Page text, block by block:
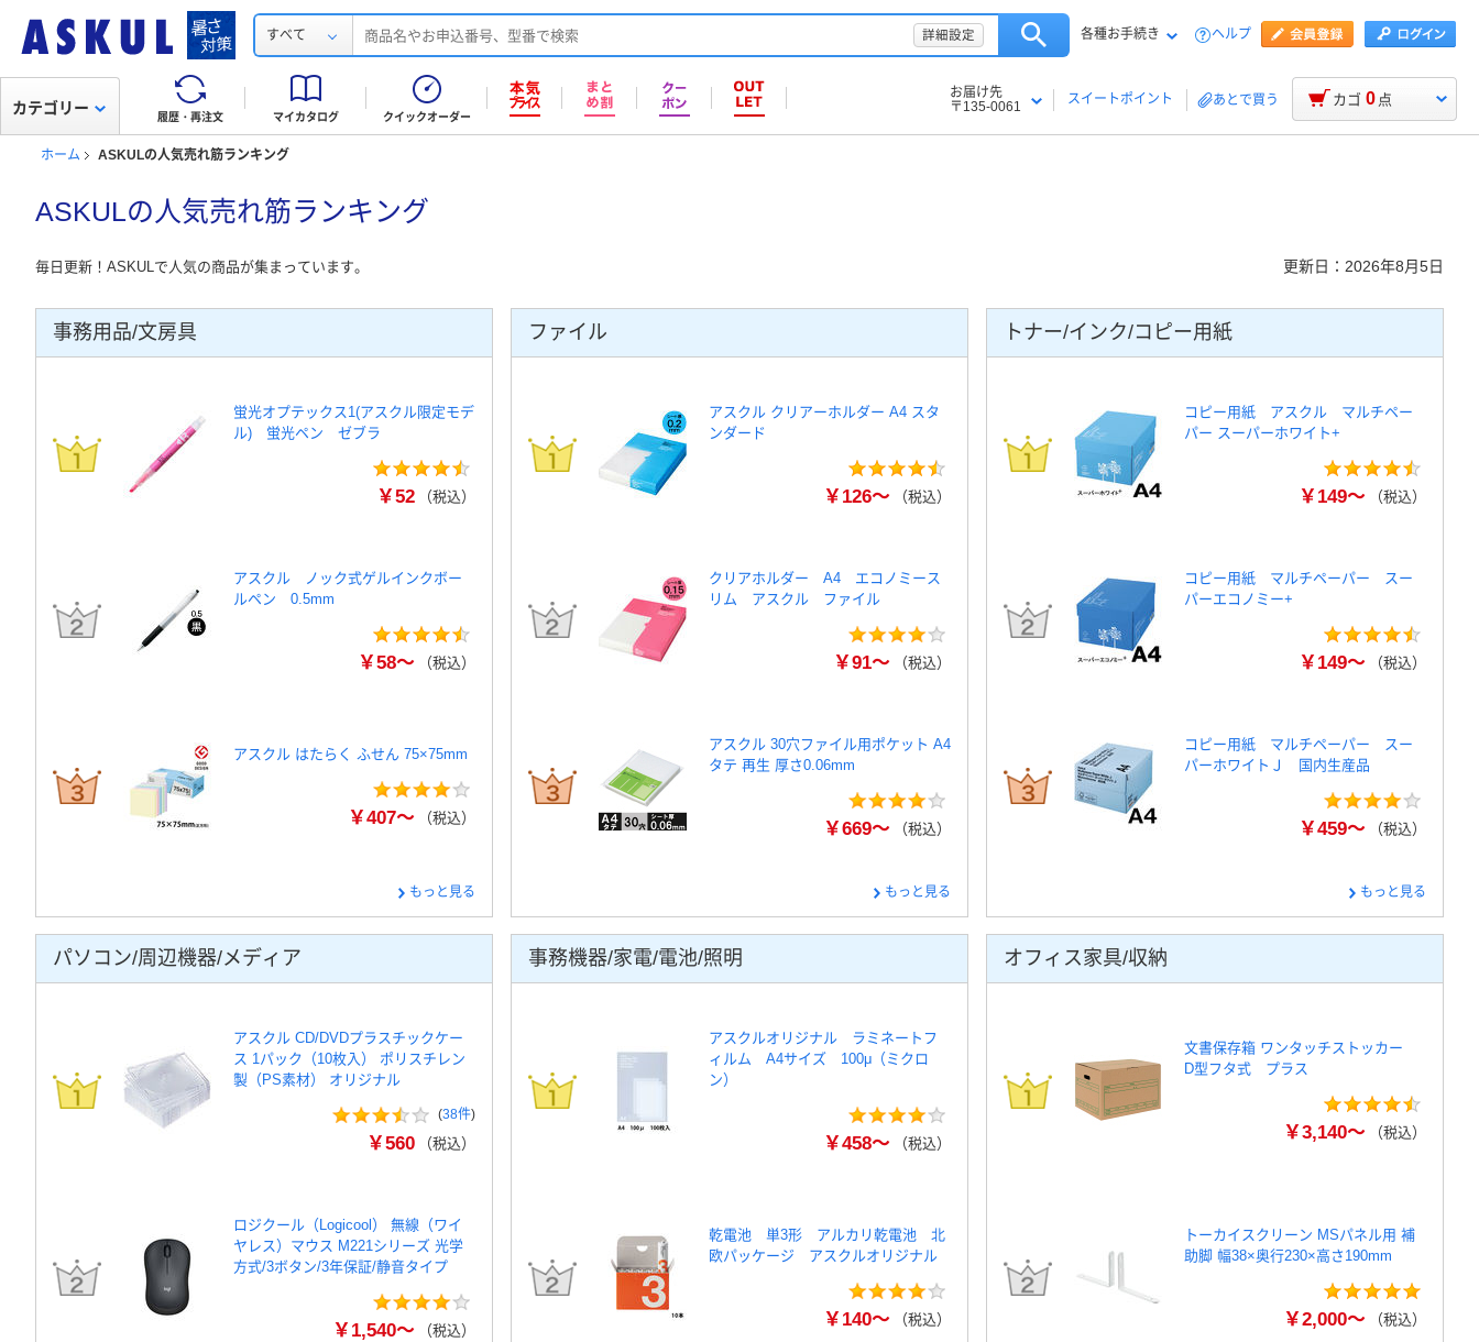
すべて 詳細設定 各種お手続き ヘルプ
履歴・再注文 マイカタログ クイックオーダー
お届け先
〒135-0061
スイートポイント あとで買う
カテゴリー カゴ 0 点
ホーム ASKULの人気売れ筋ランキング
ASKULの人気売れ筋ランキング
毎日更新！ASKULで人気の商品が集まっています。 更新日：2026年8月5日
事務用品/文房具
蛍光オプテックス1(アスクル限定モデ
ル) 蛍光ペン ゼブラ
￥52 （税込）
アスクル ノック式ゲルインクボー
ルペン 0.5mm
￥58～ （税込）
アスクル はたらく ふせん 75×75mm
￥407～ （税込）
もっと見る
ファイル
アスクル クリアーホルダー A4 スタ
ンダード
￥126～ （税込）
クリアホルダー A4 エコノミース
リム アスクル ファイル
￥91～ （税込）
アスクル 30穴ファイル用ポケット A4
タテ 再生 厚さ0.06mm
￥669～ （税込）
もっと見る
トナー/インク/コピー用紙
コピー用紙 アスクル マルチペー
パー スーパーホワイト+
￥149～ （税込）
コピー用紙 マルチペーパー スー
パーエコノミー+
￥149～ （税込）
コピー用紙 マルチペーパー スー
パーホワイトＪ 国内生産品
￥459～ （税込）
もっと見る
パソコン/周辺機器/メディア
アスクル CD/DVDプラスチックケー
ス 1パック（10枚入） ポリスチレン
製（PS素材） オリジナル
(38件)
￥560 （税込）
ロジクール（Logicool） 無線（ワイ
ヤレス）マウス M221シリーズ 光学
方式/3ボタン/3年保証/静音タイプ
￥1,540～ （税込）
事務機器/家電/電池/照明
アスクルオリジナル ラミネートフ
ィルム A4サイズ 100μ（ミクロ
ン）
￥458～ （税込）
乾電池 単3形 アルカリ乾電池 北
欧パッケージ アスクルオリジナル
￥140～ （税込）
オフィス家具/収納
文書保存箱 ワンタッチストッカー
D型フタ式 プラス
￥3,140～ （税込）
トーカイスクリーン MSパネル用 補
助脚 幅38×奥行230×高さ190mm
￥2,000～ （税込）